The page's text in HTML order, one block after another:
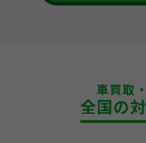
車買取
全国の